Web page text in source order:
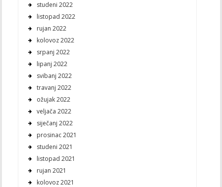
studeni 2022
listopad 2022
rujan 2022
kolovoz 2022
srpanj 2022
lipanj 2022
svibanj 2022
travanj 2022
ožujak 2022
veljača 2022
siječanj 2022
prosinac 2021
studeni 2021
listopad 2021
rujan 2021
kolovoz 2021